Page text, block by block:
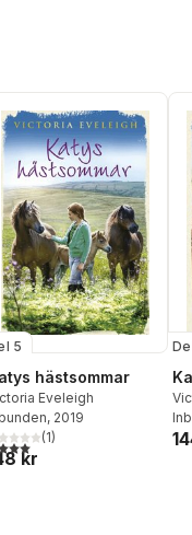
5
hästsommar
Eveleigh
, 2019
utav 5 stjärnor. Totalt antal
(1)
kr